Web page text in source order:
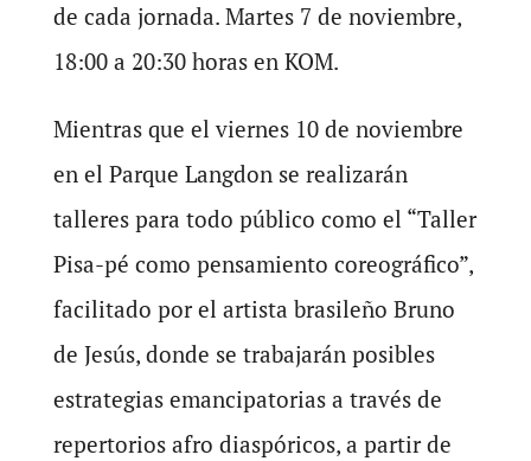
de cada jornada. Martes 7 de noviembre,
18:00 a 20:30 horas en KOM.
Mientras que el viernes 10 de noviembre
en el Parque Langdon se realizarán
talleres para todo público como el “Taller
Pisa-pé como pensamiento coreográfico”,
facilitado por el artista brasileño Bruno
de Jesús, donde se trabajarán posibles
estrategias emancipatorias a través de
repertorios afro diaspóricos, a partir de